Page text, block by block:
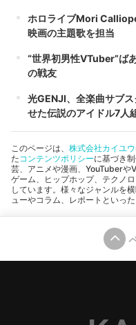
ホロライブMori
映画の主題歌を担当
“世界初男性VTuber”ば
の戦友
光GENJI、全楽曲サブ
せた伝説のアイドル7人
このページは、 株式会社カイユウ
たコンテンツポリシーに基づき
芸、アニメや漫画、YouTuberや
ゲーム、ヒップホップ、テクノ
しています。様々なジャンルを
ューやコラム、レポートといっ